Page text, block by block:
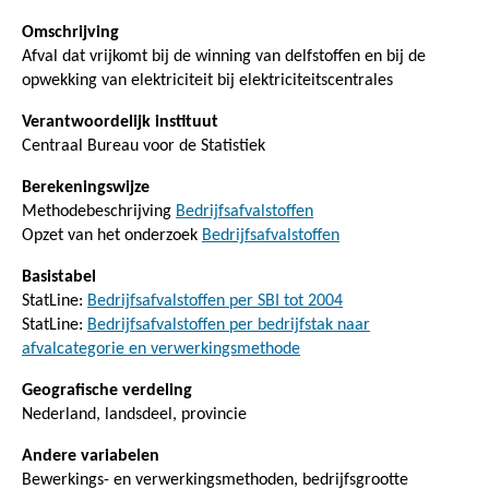
Omschrijving
Afval dat vrijkomt bij de winning van delfstoffen en bij de
opwekking van elektriciteit bij elektriciteitscentrales
Verantwoordelijk instituut
Centraal Bureau voor de Statistiek
Berekeningswijze
Methodebeschrijving Bedrijfsafvalstoffen
Opzet van het onderzoek Bedrijfsafvalstoffen
Basistabel
StatLine: Bedrijfsafvalstoffen per SBI tot 2004
StatLine: Bedrijfsafvalstoffen per bedrijfstak naar
afvalcategorie en verwerkingsmethode
Geografische verdeling
Nederland, landsdeel, provincie
Andere variabelen
Bewerkings- en verwerkingsmethoden, bedrijfsgrootte